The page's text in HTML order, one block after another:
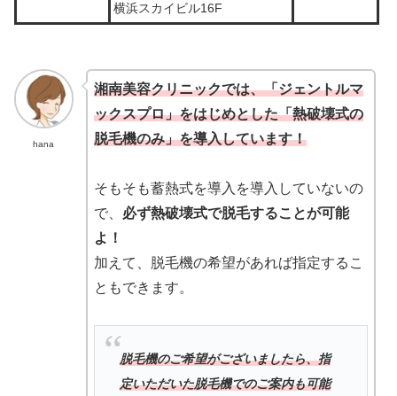
横浜スカイビル16F
hana
湘南美容クリニックでは、「ジェントルマ
ックスプロ」をはじめとした「熱破壊式の
脱毛機のみ」を導入しています！
そもそも蓄熱式を導入を導入していないの
で、 必ず熱破壊式で脱毛することが可能
よ！
加えて、脱毛機の希望があれば指定するこ
ともできます。
脱毛機のご希望がございましたら、指
定いただいた脱毛機でのご案内も可能